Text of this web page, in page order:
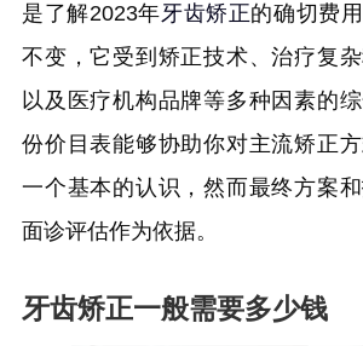
是了解2023年牙齿矫正的确切费
不变，它受到矫正技术、治疗复
以及医疗机构品牌等多种因素的
份价目表能够协助你对主流矫正
一个基本的认识，然而最终方案
面诊评估作为依据。
牙齿矫正一般需要多少钱